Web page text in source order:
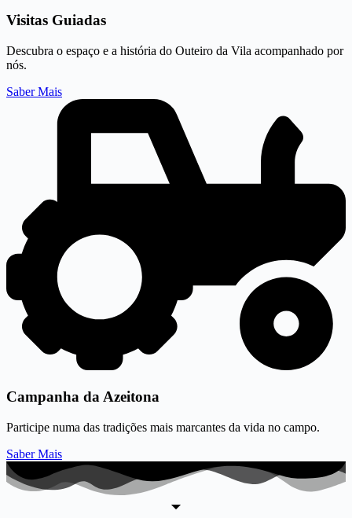
Visitas Guiadas
Descubra o espaço e a história do Outeiro da Vila acompanhado por
nós.
Saber Mais
Campanha da Azeitona
Participe numa das tradições mais marcantes da vida no campo.
Saber Mais